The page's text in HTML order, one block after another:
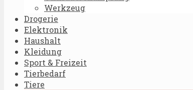
Werkzeug
Drogerie
Elektronik
Haushalt
Kleidung
Sport & Freizeit
Tierbedarf
Tiere